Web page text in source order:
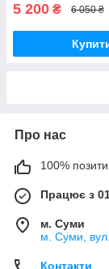
5 200 ₴ 6 050 ₴
Про нас
100%
Працює з
м. Суми
м. Суми,
Контакти